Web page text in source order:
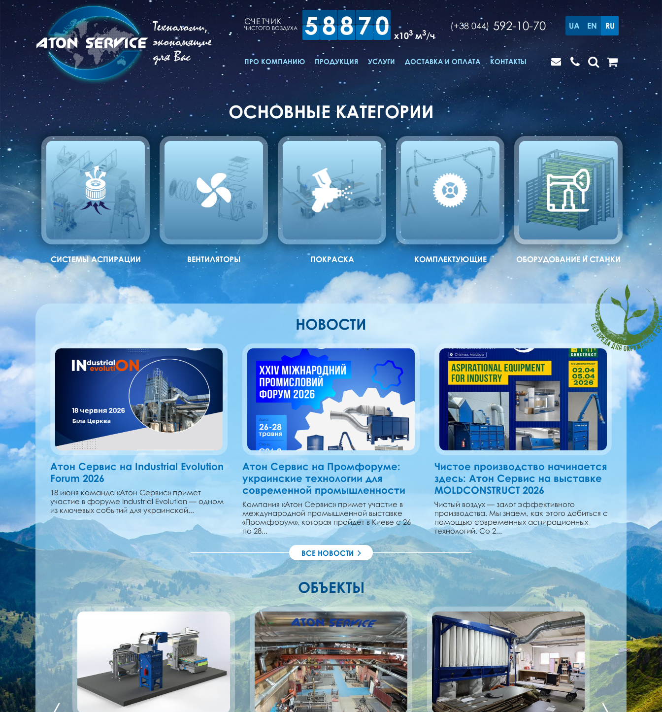
Технологии,
экономящие
для Вас
СЧЕТЧИК
ЧИСТОГО ВОЗДУХА 58870 x103 м3/ч
(+38 044) 592-10-70 UA EN RU
ПРО КОМПАНИЮ ПРОДУКЦИЯ УСЛУГИ ДОСТАВКА И ОПЛАТА КОНТАКТЫ
ОСНОВНЫЕ КАТЕГОРИИ
СИСТЕМЫ АСПИРАЦИИ ВЕНТИЛЯТОРЫ ПОКРАСКА КОМПЛЕКТУЮЩИЕ ОБОРУДОВАНИЕ И СТАНКИ
НОВОСТИ
Атон Сервис на Industrial Evolution
Forum 2026
18 июня команда «Атон Сервис» примет
участие в форуме Industrial Evolution — одном
из ключевых событий для украинской...
Атон Сервис на Промфоруме:
украинские технологии для
современной промышленности
Компания «Атон Сервис» примет участие в
международной промышленной выставке
«Промфорум», которая пройдет в Киеве с 26
по 28...
Чистое производство начинается
здесь: Атон Сервис на выставке
MOLDCONSTRUCT 2026
Чистый воздух — залог эффективного
производства. Мы знаем, как этого добиться с
помощью современных аспирационных
технологий. Со 2...
ВСЕ НОВОСТИ
ОБЪЕКТЫ